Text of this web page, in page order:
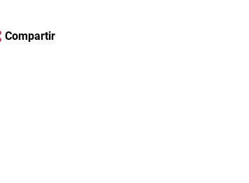
Compartir